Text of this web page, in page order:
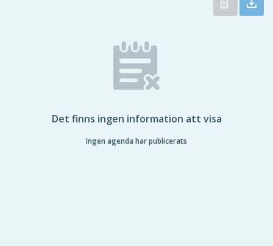
Det finns ingen information att visa
Ingen agenda har publicerats